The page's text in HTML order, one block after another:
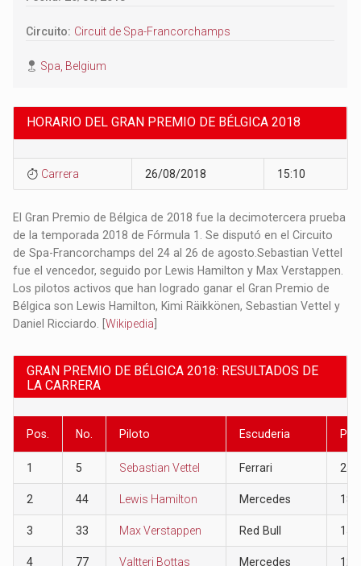
Circuito: Circuit de Spa-Francorchamps
Spa, Belgium
HORARIO DEL GRAN PREMIO DE BÉLGICA 2018
Carrera 26/08/2018 15:10
El Gran Premio de Bélgica de 2018 fue la decimotercera prueba
de la temporada 2018 de Fórmula 1. Se disputó en el Circuito
de Spa-Francorchamps del 24 al 26 de agosto.​ Sebastian Vettel
fue el vencedor, seguido por Lewis Hamilton y Max Verstappen.​
Los pilotos activos que han logrado ganar el Gran Premio de
Bélgica son Lewis Hamilton, Kimi Räikkönen, Sebastian Vettel y
Daniel Ricciardo. [Wikipedia
GRAN PREMIO DE BÉLGICA 2018: RESULTADOS DE
LA CARRERA
Pos. No. Piloto Escuderia
1 5 Sebastian Vettel Ferrari 25
2 44 Lewis Hamilton Mercedes 18
3 33 Max Verstappen Red Bull 15
4 77 Valtteri Bottas Mercedes 12